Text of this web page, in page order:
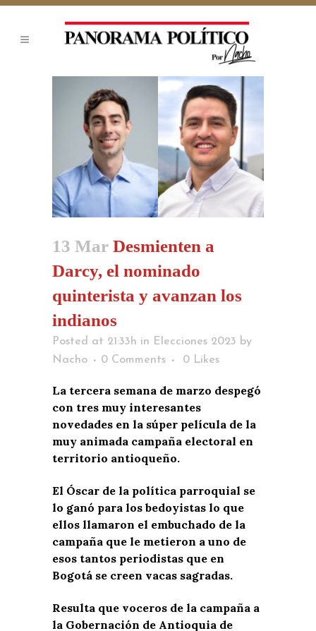
13 Mar Desmienten a
Darcy, el nominado
quinterista y avanzan los
indianos
Posted at 21:33h in Elecciones 2023 by
Nacho
0 Comments 0 Likes
La tercera semana de marzo despegó
con tres muy interesantes
novedades en la súper película de la
muy animada campaña electoral en
territorio antioqueño.
El Óscar de la política parroquial se
lo ganó para los bedoyistas lo que
ellos llamaron el embuchado de la
campaña que le metieron a uno de
esos tantos periodistas que en
Bogotá se creen vacas sagradas.
Resulta que voceros de la campaña a
la Gobernación de Antioquia de